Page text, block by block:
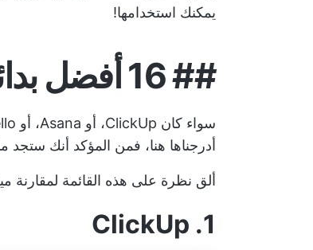
يمكنك استخدامها!
##16 أفضل بدائل مايكروسوفت بروجكت
أدرجناها هنا، فمن المؤكد أنك ستجد
ألق نظرة على هذه القائمة
1. ClickUp